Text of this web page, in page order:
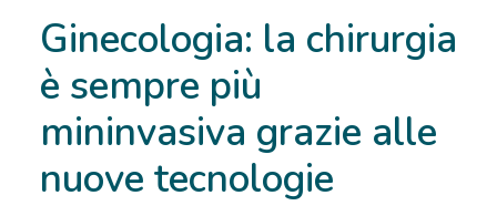
I NOSTRI MEDICI
DIAGNOSI E CURA
RICOVERI
PATOLOGIE
Ginecologia: la chirurgia
è sempre più
mininvasiva grazie alle
nuove tecnologie